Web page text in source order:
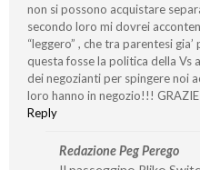
non si possono acquistare
secondo loro mi dovrei
“leggero” , che tra parentesi
questa fosse la politica della Vs
dei negozianti per spingere noi
loro hanno in negozio!!! GRAZIE
Reply
Redazione Peg Perego